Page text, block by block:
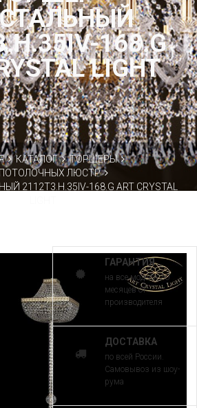
168.G
LIGHT
КАТАЛОГ
ТОРШЕРЫ
ЛЮСТР
2112T3.H.35IV-168.G ART CRYSTAL
ГАРАНТИЯ
на все модели 30
месяцев от
производителя
ДОСТАВКА
по всей России.
Самовывоз из шоу-
рума